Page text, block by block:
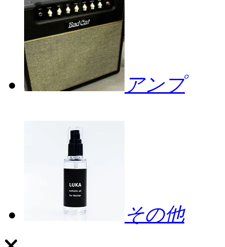
アンプ
その他